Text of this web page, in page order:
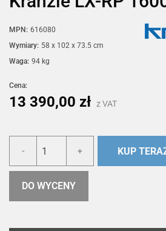
MPN: 616080
Wymiary: 58 x 102 x 73.5 cm
Waga: 94 kg
Cena:
13 390,00 zł z VAT
- + KUP
DO WYCENY